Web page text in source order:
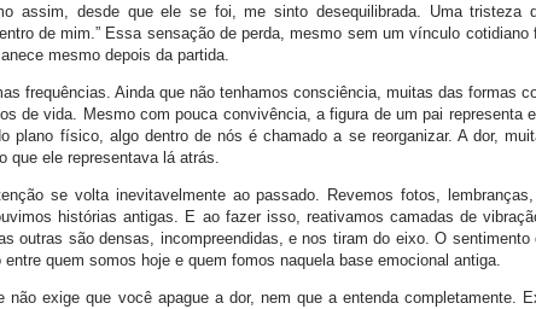
assim, desde que ele se foi, me sinto desequilibrada. Uma tristeza
de mim.” Essa sensação de perda, mesmo sem um vínculo cotidiano
mesmo depois da partida.
frequências. Ainda que não tenhamos consciência, muitas das formas
de vida. Mesmo com pouca convivência, a figura de um pai representa
plano físico, algo dentro de nós é chamado a se reorganizar. A dor,
que ele representava lá atrás.
se volta inevitavelmente ao passado. Revemos fotos,
histórias antigas. E ao fazer isso, reativamos camadas de
outras são densas, incompreendidas, e nos tiram do eixo. O sentimento
quem somos hoje e quem fomos naquela base emocional antiga.
exige que você apague a dor, nem que a entenda completamente.